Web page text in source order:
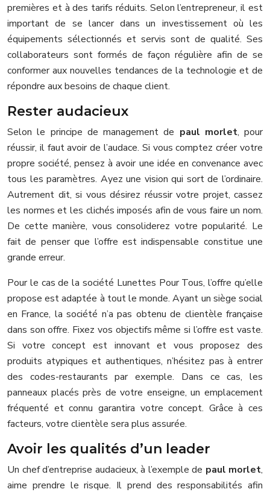
premières et à des tarifs réduits. Selon l’entrepreneur, il est
important de se lancer dans un investissement où les
équipements sélectionnés et servis sont de qualité. Ses
collaborateurs sont formés de façon régulière afin de se
conformer aux nouvelles tendances de la technologie et de
répondre aux besoins de chaque client.
Rester audacieux
Selon le principe de management de paul morlet, pour
réussir, il faut avoir de l’audace. Si vous comptez créer votre
propre société, pensez à avoir une idée en convenance avec
tous les paramètres. Ayez une vision qui sort de l’ordinaire.
Autrement dit, si vous désirez réussir votre projet, cassez
les normes et les clichés imposés afin de vous faire un nom.
De cette manière, vous consoliderez votre popularité. Le
fait de penser que l’offre est indispensable constitue une
grande erreur.
Pour le cas de la société Lunettes Pour Tous, l’offre qu’elle
propose est adaptée à tout le monde. Ayant un siège social
en France, la société n’a pas obtenu de clientèle française
dans son offre. Fixez vos objectifs même si l’offre est vaste.
Si votre concept est innovant et vous proposez des
produits atypiques et authentiques, n’hésitez pas à entrer
des codes-restaurants par exemple. Dans ce cas, les
panneaux placés près de votre enseigne, un emplacement
fréquenté et connu garantira votre concept. Grâce à ces
facteurs, votre clientèle sera plus assurée.
Avoir les qualités d’un leader
Un chef d’entreprise audacieux, à l’exemple de paul morlet,
aime prendre le risque. Il prend des responsabilités afin